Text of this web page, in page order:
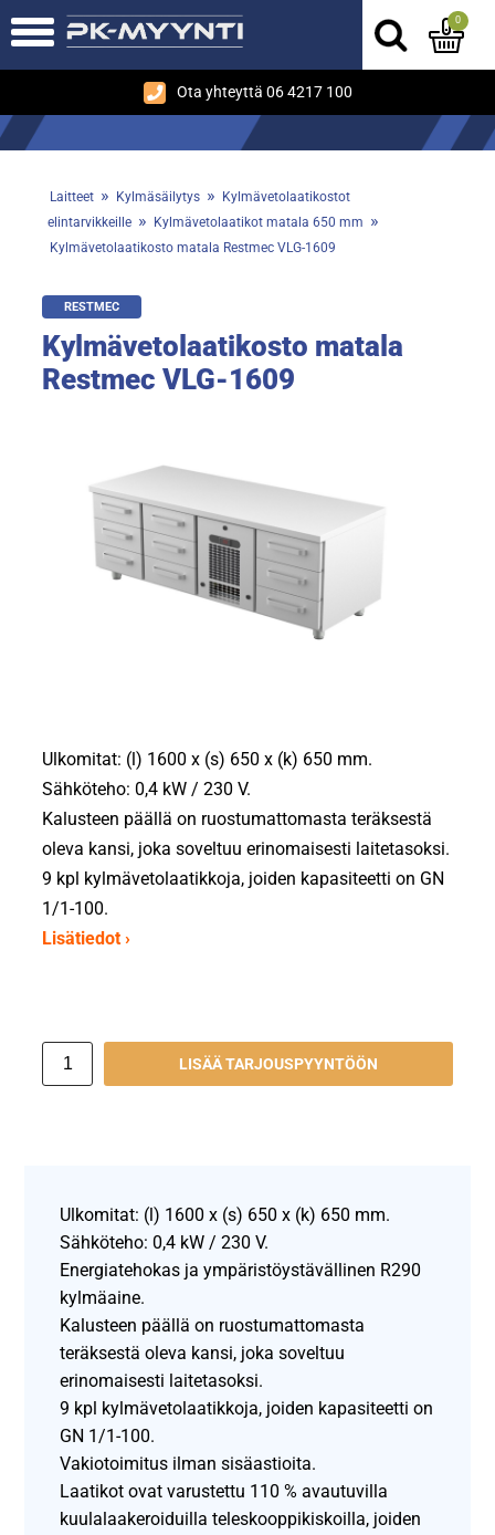
Ota yhteyttä 06 4217 100
0
Laitteet » Kylmäsäilytys »
Kylmävetolaatikostot
elintarvikkeille » Kylmävetolaatikot matala 650 mm »
Kylmävetolaatikosto matala Restmec VLG-1609
RESTMEC
Kylmävetolaatikosto matala
Restmec VLG-1609
Ulkomitat: (l) 1600 x (s) 650 x (k) 650 mm.
Sähköteho: 0,4 kW / 230 V.
Kalusteen päällä on ruostumattomasta teräksestä
oleva kansi, joka soveltuu erinomaisesti laitetasoksi.
9 kpl kylmävetolaatikkoja, joiden kapasiteetti on GN
1/1-100.
Lisätiedot ›
LISÄÄ TARJOUSPYYNTÖÖN
Ulkomitat: (l) 1600 x (s) 650 x (k) 650 mm.
Sähköteho: 0,4 kW / 230 V.
Energiatehokas ja ympäristöystävällinen R290
kylmäaine.
Kalusteen päällä on ruostumattomasta
teräksestä oleva kansi, joka soveltuu
erinomaisesti laitetasoksi.
9 kpl kylmävetolaatikkoja, joiden kapasiteetti on
GN 1/1-100.
Vakiotoimitus ilman sisäastioita.
Laatikot ovat varustettu 110 % avautuvilla
kuulalaakeroiduilla teleskooppikiskoilla, joiden